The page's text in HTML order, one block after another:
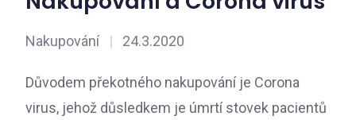
Nakupování | 24.3.2020
Důvodem překotného nakupování je Corona
virus, jehož důsledkem je úmrtí stovek pacientů